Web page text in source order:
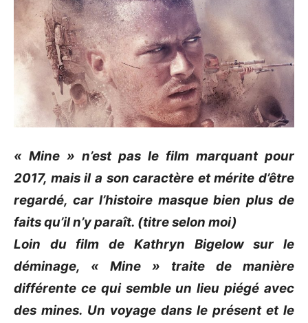
« Mine » n’est pas le film marquant pour
2017, mais il a son caractère et mérite d’être
regardé, car l’histoire masque bien plus de
faits qu’il n’y paraît. (titre selon moi)
Loin du film de Kathryn Bigelow sur le
déminage, « Mine » traite de manière
différente ce qui semble un lieu piégé avec
des mines. Un voyage dans le présent et le